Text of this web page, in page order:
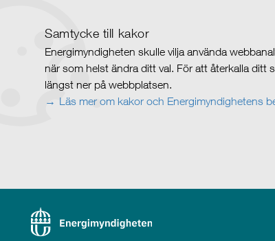
Samtycke till kakor
Energimyndigheten skulle vilja använda
när som helst ändra ditt val. För att återkalla ditt
längst ner på webbplatsen.
Läs mer om kakor och Energimyndighetens